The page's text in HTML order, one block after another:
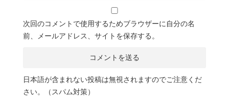
次回のコメントで使用するためブラウザーに自分の名
前、メールアドレス、サイトを保存する。
日本語が含まれない投稿は無視されますのでご注意くだ
さい。（スパム対策）